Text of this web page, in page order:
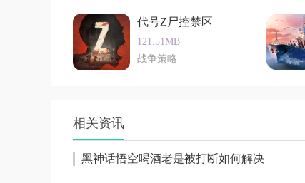
代号Z尸控禁区
121.51MB
战争策略
相关资讯
黑神话悟空喝酒老是被打断如何解决